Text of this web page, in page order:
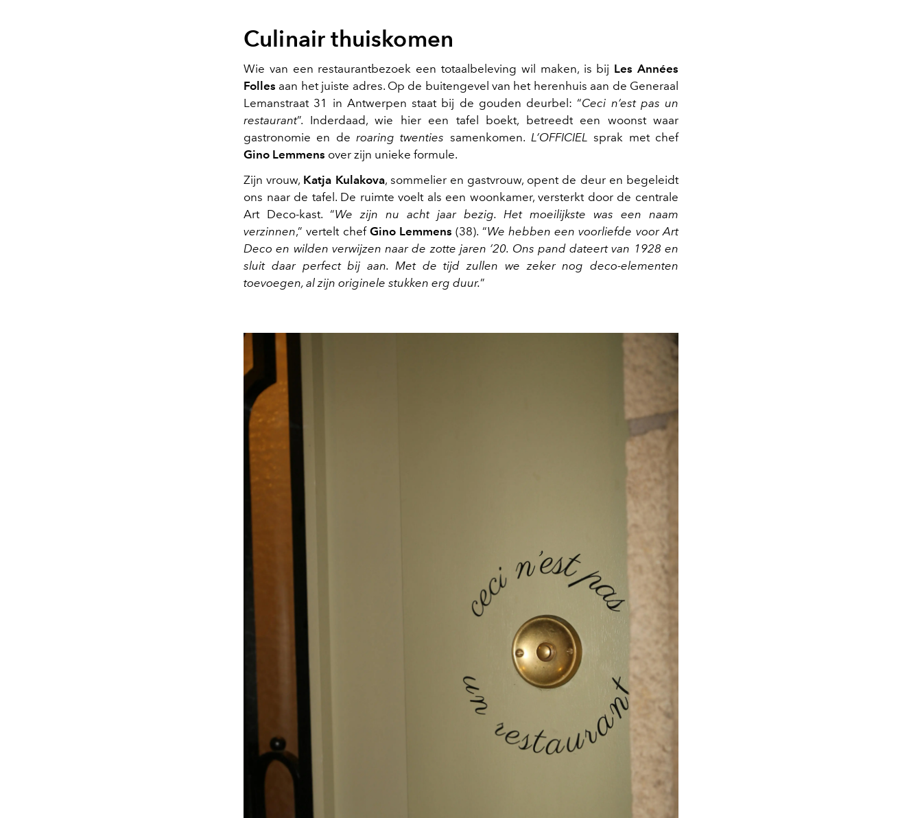
Culinair thuiskomen
Wie van een restaurantbezoek een totaalbeleving wil maken, is bij Les Années
Folles aan het juiste adres. Op de buitengevel van het herenhuis aan de Generaal
Lemanstraat 31 in Antwerpen staat bij de gouden deurbel: “Ceci n’est pas un
restaurant”. Inderdaad, wie hier een tafel boekt, betreedt een woonst waar
gastronomie en de roaring twenties samenkomen. L’OFFICIEL
sprak met chef
Gino Lemmens over zijn unieke formule.
Zijn vrouw, Katja Kulakova, sommelier en gastvrouw, opent de deur en begeleidt
ons naar de tafel. De ruimte voelt als een woonkamer, versterkt door de centrale
Art Deco-kast. “We zijn nu acht jaar bezig. Het moeilijkste was een naam
verzinnen,” vertelt chefGino Lemmens (38). “We hebben een voorliefde voor Art
Deco en wilden verwijzen naar de zotte jaren ’20. Ons pand dateert van 1928 en
sluit daar perfect bij aan. Met de tijd zullen we zeker nog deco-elementen
toevoegen, al zijn originele stukken erg duur.”